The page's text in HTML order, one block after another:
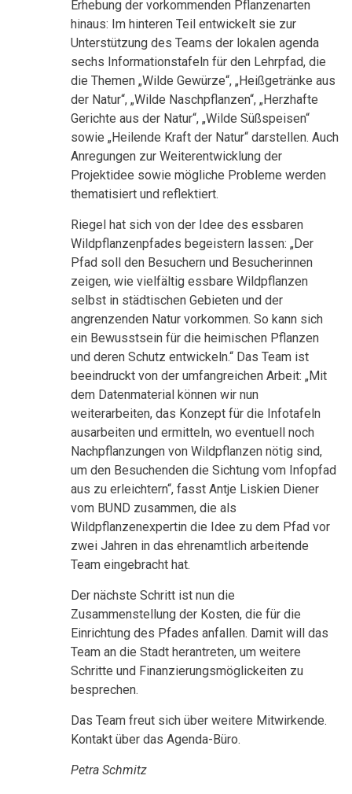
Erhebung der vorkommenden Pflanzenarten
hinaus: Im hinteren Teil entwickelt sie zur
Unterstützung des Teams der lokalen agenda
sechs Informationstafeln für den Lehrpfad, die
die Themen „Wilde Gewürze“, „Heißgetränke aus
der Natur“, „Wilde Naschpflanzen“, „Herzhafte
Gerichte aus der Natur“, „Wilde Süßspeisen“
sowie „Heilende Kraft der Natur“ darstellen. Auch
Anregungen zur Weiterentwicklung der
Projektidee sowie mögliche Probleme werden
thematisiert und reflektiert.
Riegel hat sich von der Idee des essbaren
Wildpflanzenpfades begeistern lassen: „Der
Pfad soll den Besuchern und Besucherinnen
zeigen, wie vielfältig essbare Wildpflanzen
selbst in städtischen Gebieten und der
angrenzenden Natur vorkommen. So kann sich
ein Bewusstsein für die heimischen Pflanzen
und deren Schutz entwickeln.“ Das Team ist
beeindruckt von der umfangreichen Arbeit: „Mit
dem Datenmaterial können wir nun
weiterarbeiten, das Konzept für die Infotafeln
ausarbeiten und ermitteln, wo eventuell noch
Nachpflanzungen von Wildpflanzen nötig sind,
um den Besuchenden die Sichtung vom Infopfad
aus zu erleichtern“, fasst Antje Liskien Diener
vom BUND zusammen, die als
Wildpflanzenexpertin die Idee zu dem Pfad vor
zwei Jahren in das ehrenamtlich arbeitende
Team eingebracht hat.
Der nächste Schritt ist nun die
Zusammenstellung der Kosten, die für die
Einrichtung des Pfades anfallen. Damit will das
Team an die Stadt herantreten, um weitere
Schritte und Finanzierungsmöglickeiten zu
besprechen.
Das Team freut sich über weitere Mitwirkende.
Kontakt über das Agenda-Büro.
Petra Schmitz